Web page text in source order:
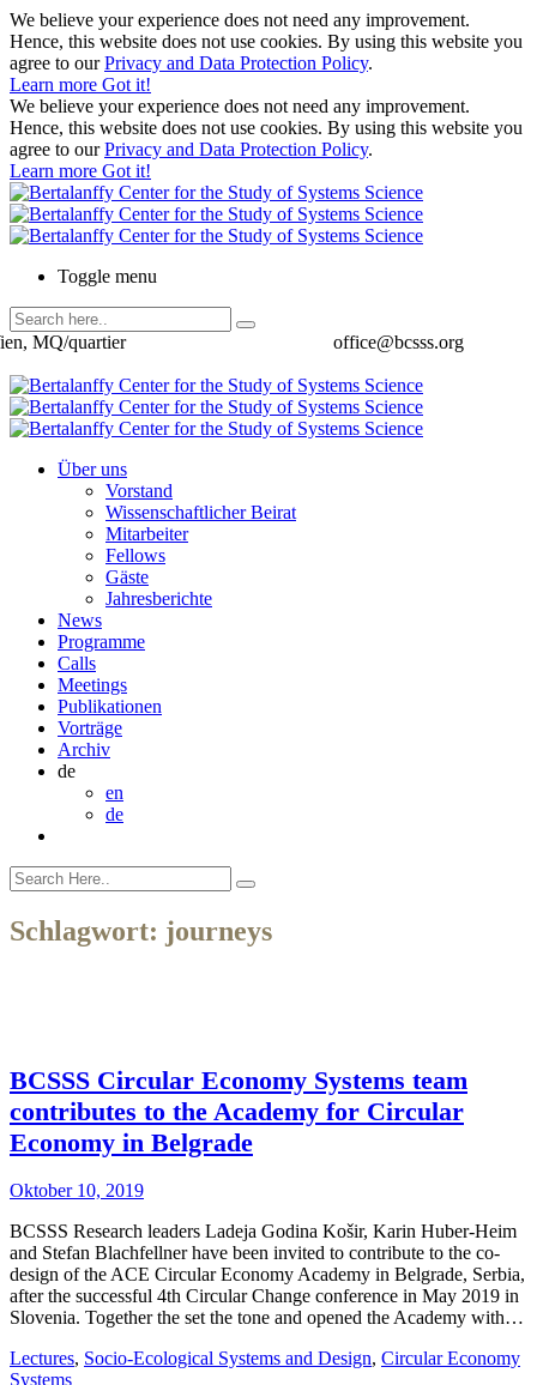
We believe your experience does not need any improvement.
Hence, this website does not use cookies. By using this website you
agree to ourPrivacy and Data Protection Policy.
Learn more Got it!
We believe your experience does not need any improvement.
Hence, this website does not use cookies. By using this website you
agree to ourPrivacy and Data Protection Policy.
Learn more Got it!
Toggle menu
office@bcsss.org
MQ/quartier
Über uns
Vorstand
Wissenschaftlicher Beirat
Mitarbeiter
Fellows
Gäste
Jahresberichte
News
Programme
Calls
Meetings
Publikationen
Vorträge
Archiv
de
en
de
Schlagwort: journeys
BCSSS Circular Economy Systems team
contributes to the Academy for Circular
Economy in Belgrade
Oktober 10, 2019
BCSSS Research leaders Ladeja Godina Košir, Karin Huber-Heim
and Stefan Blachfellner have been invited to contribute to the co-
design of the ACE Circular Economy Academy in Belgrade, Serbia,
after the successful 4th Circular Change conference in May 2019 in
Slovenia. Together the set the tone and opened the Academy with…
Lectures, Socio-Ecological Systems and Design, Circular Economy
Systems